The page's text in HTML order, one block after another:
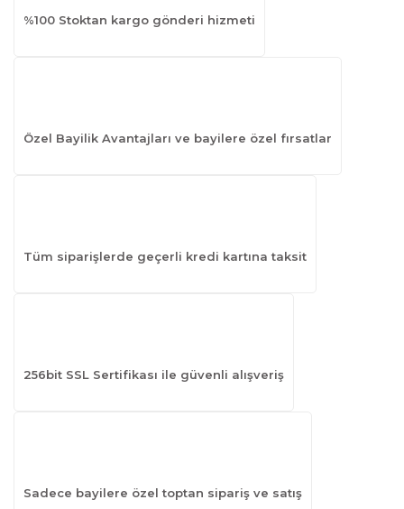
%100 Stoktan kargo gönderi hizmeti
Özel Bayilik Avantajları ve bayilere özel fırsatlar
Tüm siparişlerde geçerli kredi kartına taksit
256bit SSL Sertifikası ile güvenli alışveriş
Sadece bayilere özel toptan sipariş ve satış